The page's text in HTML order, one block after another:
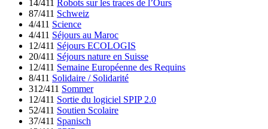
14/411 Robots sur les traces de l’Ours
87/411 Schweiz
4/411 Science
4/411 Séjours au Maroc
12/411 Séjours ECOLOGIS
20/411 Séjours nature en Suisse
12/411 Semaine Européenne des Requins
8/411 Solidaire / Solidarité
312/411 Sommer
12/411 Sortie du logiciel SPIP 2.0
52/411 Soutien Scolaire
37/411 Spanisch